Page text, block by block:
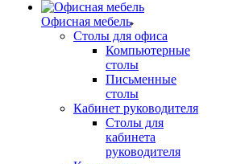
Офисная мебель
Столы для офиса
Компьютерные
столы
Письменные
столы
Кабинет руководителя
Столы для
кабинета
руководителя